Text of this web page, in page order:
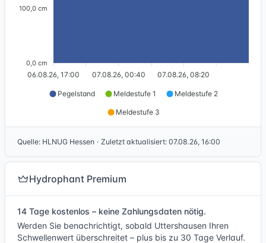
100,0 cm
0,0 cm
06.08.26, 17:00 07.08.26, 00:40 07.08.26, 08:20
Pegelstand Meldestufe 1 Meldestufe 2
Meldestufe 3
Quelle: HLNUG Hessen · Zuletzt aktualisiert: 07.08.26, 16:00
Hydrophant Premium
14 Tage kostenlos – keine Zahlungsdaten nötig.
Werden Sie benachrichtigt, sobald Uttershausen Ihren
Schwellenwert überschreitet – plus bis zu 30 Tage Verlauf.